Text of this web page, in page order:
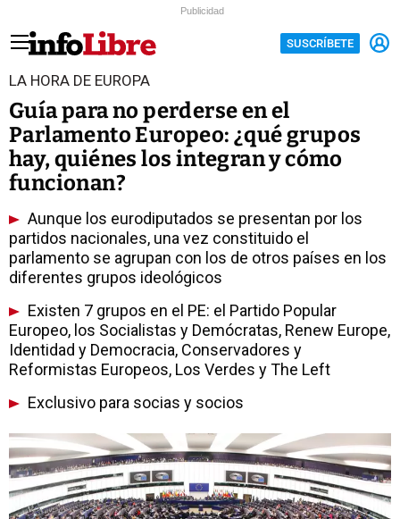
Publicidad
SUSCRÍBETE
LA HORA DE EUROPA
Guía para no perderse en el
Parlamento Europeo: ¿qué grupos
hay, quiénes los integran y cómo
funcionan?
Aunque los eurodiputados se presentan por los
partidos nacionales, una vez constituido el
parlamento se agrupan con los de otros países en los
diferentes grupos ideológicos
Existen 7 grupos en el PE: el Partido Popular
Europeo, los Socialistas y Demócratas, Renew Europe,
Identidad y Democracia, Conservadores y
Reformistas Europeos, Los Verdes y The Left
Exclusivo para socias y socios